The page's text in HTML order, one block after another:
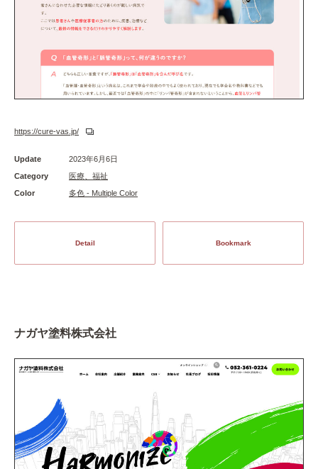
https://cure-vas.jp/
Update
2023年6月6日
Category
医療、福祉
Color
多色 - Multiple Color
Detail Bookmark
ナガヤ塗料株式会社